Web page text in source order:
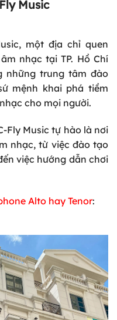
Music
một địa chỉ quen
nhạc tại TP. Hồ Chí
những trung tâm đào
mệnh khai phá tiềm
cho mọi người.
Fly Music tự hào là nơi
nhạc, từ việc đào tạo
việc hướng dẫn chơi
Alto hay Tenor: